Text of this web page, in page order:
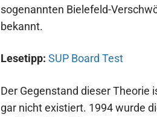
sogenannten Bielefeld-
bekannt.
Lesetipp: SUP Board Test
Der Gegenstand dieser Theorie
gar nicht existiert. 1994 wurde